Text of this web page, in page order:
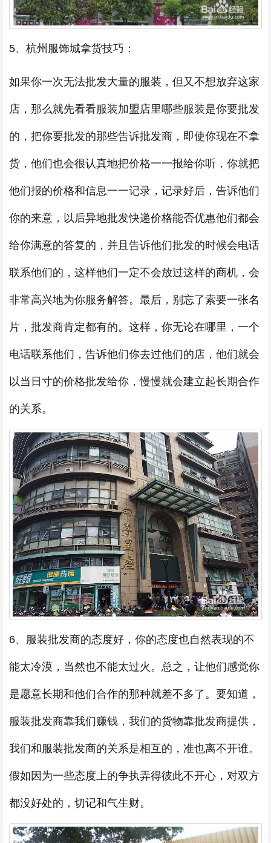
5、杭州服饰城拿货技巧：
如果你一次无法批发大量的服装，但又不想放弃这家
店，那么就先看看服装加盟店里哪些服装是你要批发
的，把你要批发的那些告诉批发商，即使你现在不拿
货，他们也会很认真地把价格一一报给你听，你就把
他们报的价格和信息一一记录，记录好后，告诉他们
你的来意，以后异地批发快递价格能否优惠他们都会
给你满意的答复的，并且告诉他们批发的时候会电话
联系他们的，这样他们一定不会放过这样的商机，会
非常高兴地为你服务解答。最后，别忘了索要一张名
片，批发商肯定都有的。这样，你无论在哪里，一个
电话联系他们，告诉他们你去过他们的店，他们就会
以当日寸的价格批发给你，慢慢就会建立起长期合作
的关系。
6、服装批发商的态度好，你的态度也自然表现的不
能太冷漠，当然也不能太过火。总之，让他们感觉你
是愿意长期和他们合作的那种就差不多了。要知道，
服装批发商靠我们赚钱，我们的货物靠批发商提供，
我们和服装批发商的关系是相互的，准也离不开谁。
假如因为一些态度上的争执弄得彼此不开心，对双方
都没好处的，切记和气生财。